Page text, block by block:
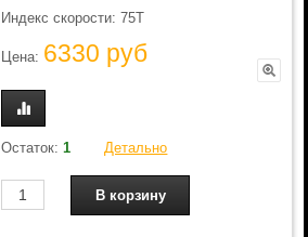
Индекс скорости: 75T
Цена: 6330 руб
Остаток: 1 Детально